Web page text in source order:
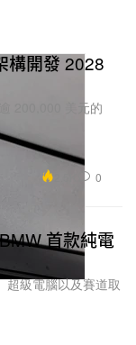
以及裝上後雪
向盤。
200,000 美元的
2.5K
首款純電
級電腦以及賽道取